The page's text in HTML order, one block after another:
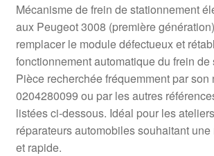
Mécanisme de frein de stationnement
aux Peugeot 3008 (première
remplacer le module défectueux et
fonctionnement automatique du frein de
Pièce recherchée fréquemment par son
0204280099 ou par les autres
listées ci‑dessous. Idéal pour les
réparateurs automobiles souhaitant
et rapide.